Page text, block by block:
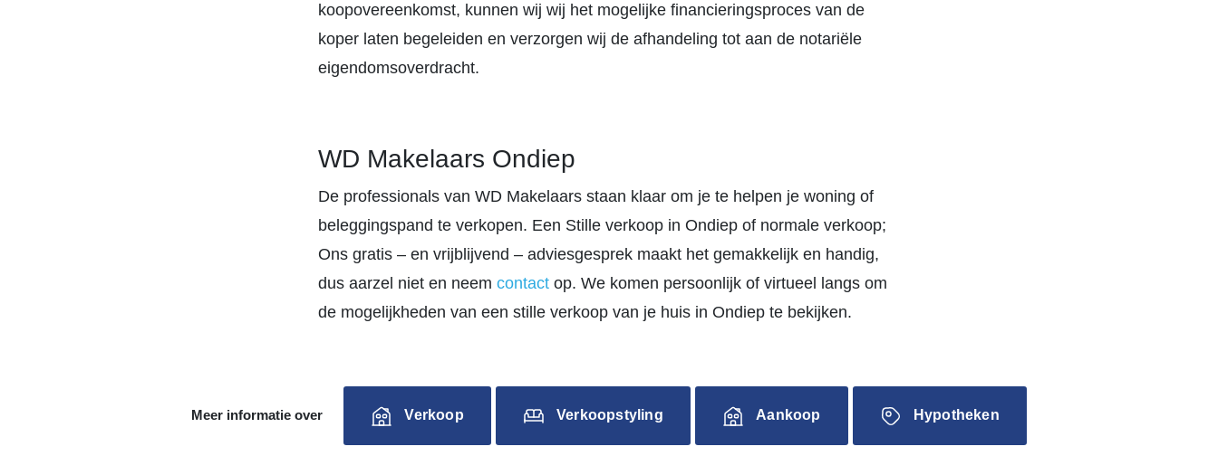
koopovereenkomst, kunnen wij wij het mogelijke financieringsproces van de
koper laten begeleiden en verzorgen wij de afhandeling tot aan de notariële
eigendomsoverdracht.
WD Makelaars Ondiep
De professionals van WD Makelaars staan klaar om je te helpen je woning of
beleggingspand te verkopen. Een Stille verkoop in Ondiep of normale verkoop;
Ons gratis – en vrijblijvend – adviesgesprek maakt het gemakkelijk en handig,
dus aarzel niet en neem contact op. We komen persoonlijk of virtueel langs om
de mogelijkheden van een stille verkoop van je huis in Ondiep te bekijken.
Meer informatie over Verkoop Verkoopstyling Aankoop Hypotheken